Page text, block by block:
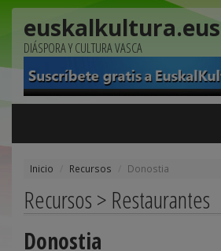
euskalkultura.eus
DIÁSPORA Y CULTURA VASCA
Inicio Recursos Donostia
Recursos > Restaurantes
Donostia